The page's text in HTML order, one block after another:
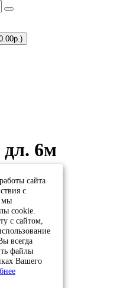
дл. 6м
сайта
с
мы
cookie.
с сайтом,
всегда
файлы
Вашего